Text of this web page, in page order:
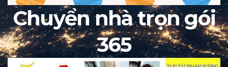
Chuyển nhà trọn gói
365